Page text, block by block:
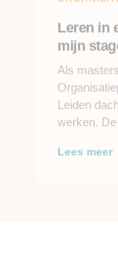
mijn
Als
Leiden
werken.